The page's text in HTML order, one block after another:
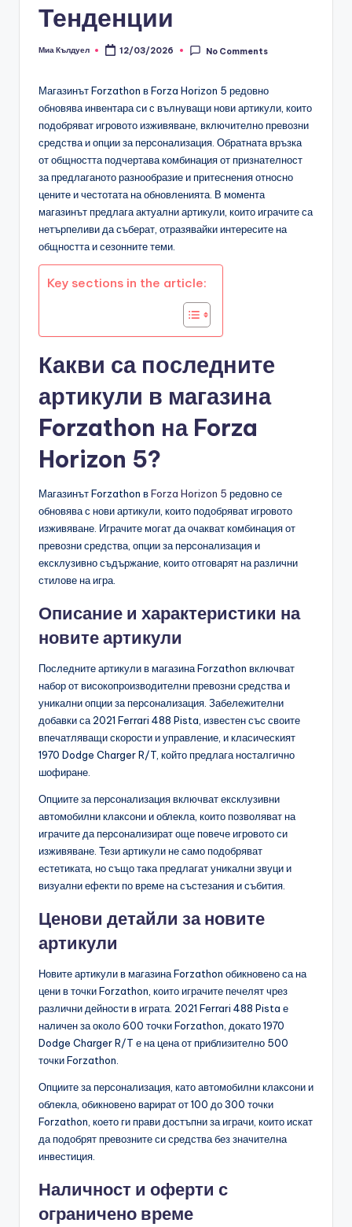
Тенденции
Posted
Миа Кълдуел 12/03/2026 No Comments
Магазинът Forzathon в Forza Horizon 5 редовно
обновява инвентара си с вълнуващи нови артикули, които
подобряват игровото изживяване, включително превозни
средства и опции за персонализация. Обратната връзка
от общността подчертава комбинация от признателност
за предлаганото разнообразие и притеснения относно
цените и честотата на обновленията. В момента
магазинът предлага актуални артикули, които играчите са
нетърпеливи да съберат, отразявайки интересите на
общността и сезонните теми.
Key sections in the article:
Какви са последните
артикули в магазина
Forzathon на Forza
Horizon 5?
Магазинът Forzathon вForza Horizon 5 редовно се
обновява с нови артикули, които подобряват игровото
изживяване. Играчите могат да очакват комбинация от
превозни средства, опции за персонализация и
ексклузивно съдържание, които отговарят на различни
стилове на игра.
Описание и характеристики на
новите артикули
Последните артикули в магазина Forzathon включват
набор от високопроизводителни превозни средства и
уникални опции за персонализация. Забележителни
добавки са 2021 Ferrari 488 Pista, известен със своите
впечатляващи скорости и управление, и класическият
1970 Dodge Charger R/T, който предлага носталгично
шофиране.
Опциите за персонализация включват ексклузивни
автомобилни клаксони и облекла, които позволяват на
играчите да персонализират още повече игровото си
изживяване. Тези артикули не само подобряват
естетиката, но също така предлагат уникални звуци и
визуални ефекти по време на състезания и събития.
Ценови детайли за новите
артикули
Новите артикули в магазина Forzathon обикновено са на
цени в точки Forzathon, които играчите печелят чрез
различни дейности в играта. 2021 Ferrari 488 Pista е
наличен за около 600 точки Forzathon, докато 1970
Dodge Charger R/T е на цена от приблизително 500
точки Forzathon.
Опциите за персонализация, като автомобилни клаксони и
облекла, обикновено варират от 100 до 300 точки
Forzathon, което ги прави достъпни за играчи, които искат
да подобрят превозните си средства без значителна
инвестиция.
Наличност и оферти с
ограничено време